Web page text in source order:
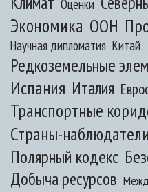
Оценки
Экономика ООН
Научная дипломатия Китай
Редкоземельные
Испания Италия
Транспортные
Страны-наблюдатели
Полярный кодекс
Добыча ресурсов